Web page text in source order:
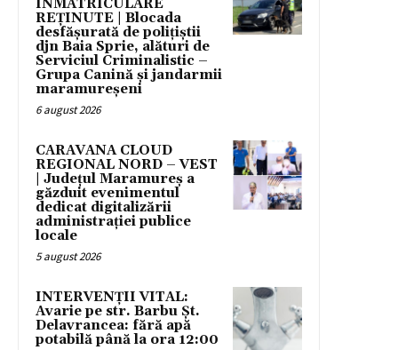
ÎNMATRICULARE
REȚINUTE | Blocada
desfășurată de polițiștii
djn Baia Sprie, alături de
Serviciul Criminalistic –
Grupa Canină și jandarmii
maramureșeni
6 august 2026
CARAVANA CLOUD
REGIONAL NORD – VEST
| Județul Maramureș a
găzduit evenimentul
dedicat digitalizării
administrației publice
locale
5 august 2026
INTERVENȚII VITAL:
Avarie pe str. Barbu Șt.
Delavrancea: fără apă
potabilă până la ora 12:00